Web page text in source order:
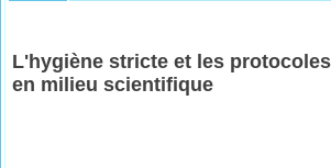
L'hygiène stricte et les
en milieu scientifique